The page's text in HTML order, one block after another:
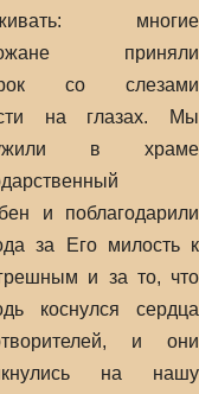
многие
приняли
со слезами
на глазах. Мы
в храме
и поблагодарили
за Его милость к
и за то, что
коснулся сердца
и они
на нашу